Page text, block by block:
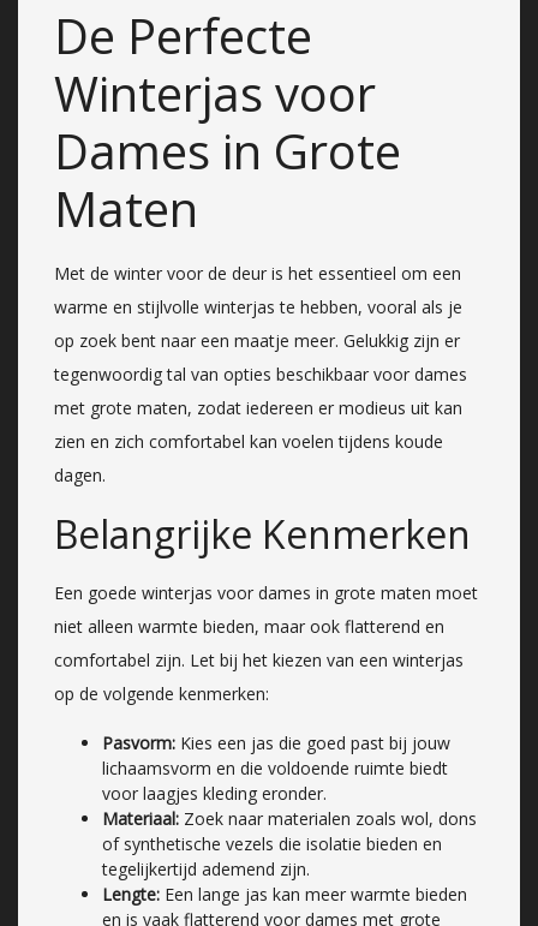
De Perfecte
Winterjas voor
Dames in Grote
Maten
Met de winter voor de deur is het essentieel om een
warme en stijlvolle winterjas te hebben, vooral als je
op zoek bent naar een maatje meer. Gelukkig zijn er
tegenwoordig tal van opties beschikbaar voor dames
met grote maten, zodat iedereen er modieus uit kan
zien en zich comfortabel kan voelen tijdens koude
dagen.
Belangrijke Kenmerken
Een goede winterjas voor dames in grote maten moet
niet alleen warmte bieden, maar ook flatterend en
comfortabel zijn. Let bij het kiezen van een winterjas
op de volgende kenmerken:
Pasvorm: Kies een jas die goed past bij jouw
lichaamsvorm en die voldoende ruimte biedt
voor laagjes kleding eronder.
Materiaal: Zoek naar materialen zoals wol, dons
of synthetische vezels die isolatie bieden en
tegelijkertijd ademend zijn.
Lengte: Een lange jas kan meer warmte bieden
en is vaak flatterend voor dames met grote